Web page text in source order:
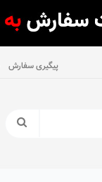
پیگیری سفارش